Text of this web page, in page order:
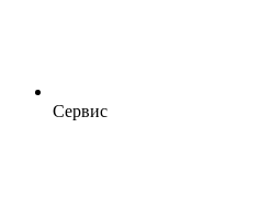
Сервис